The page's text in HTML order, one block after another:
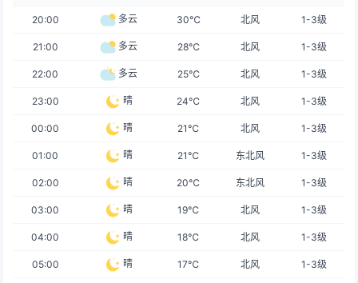
20:00 多云 30℃ 北风 1-3级
21:00 多云 28℃ 北风 1-3级
22:00 多云 25℃ 北风 1-3级
23:00 晴 24℃ 北风 1-3级
00:00 晴 21℃ 北风 1-3级
01:00 晴 21℃ 东北风 1-3级
02:00 晴 20℃ 东北风 1-3级
03:00 晴 19℃ 北风 1-3级
04:00 晴 18℃ 北风 1-3级
05:00 晴 17℃ 北风 1-3级